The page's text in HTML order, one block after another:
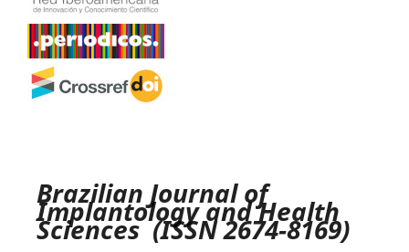
Brazilian Journal of
Implantology and Health
Sciences (ISSN 2674-8169)